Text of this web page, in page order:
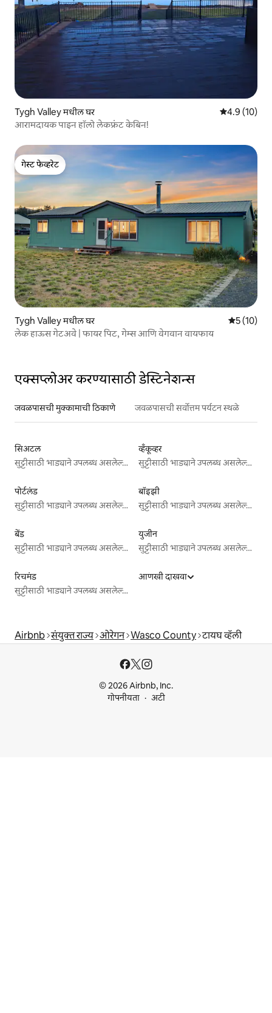
Tygh Valley मधील घर 5 पैकी 4.9
4.9 (10)
आरामदायक पाइन हॉलो लेकफ्रंट केबिन!
गेस्ट फेव्हरेट
गेस्ट फेव्हरेट
Tygh Valley मधील घर 5 पैकी 5
5 (10)
लेक हाऊस गेटअवे | फायर पिट, गेम्स आणि वेगवान वायफाय
एक्सप्लोअर करण्यासाठी डेस्टिनेशन्स
जवळपासची मुक्कामाची ठिकाणे जवळपासची सर्वोत्तम पर्यटन स्थळे
सिअटल
सुट्टीसाठी भाड्याने उपलब्ध असलेल्या जागा
व्हँकूव्हर
सुट्टीसाठी भाड्याने उपलब्ध असलेल्या जागा
पोर्टलंड
सुट्टीसाठी भाड्याने उपलब्ध असलेल्या जागा
बॉइझी
सुट्टीसाठी भाड्याने उपलब्ध असलेल्या जागा
बेंड
सुट्टीसाठी भाड्याने उपलब्ध असलेल्या जागा
युजीन
सुट्टीसाठी भाड्याने उपलब्ध असलेल्या जागा
रिचमंड
सुट्टीसाठी भाड्याने उपलब्ध असलेल्या जागा
आणखी दाखवा
Airbnb संयुक्त राज्य ओरेगन Wasco County टायघ व्हॅली
© 2026 Airbnb, Inc.
गोपनीयता
अटी